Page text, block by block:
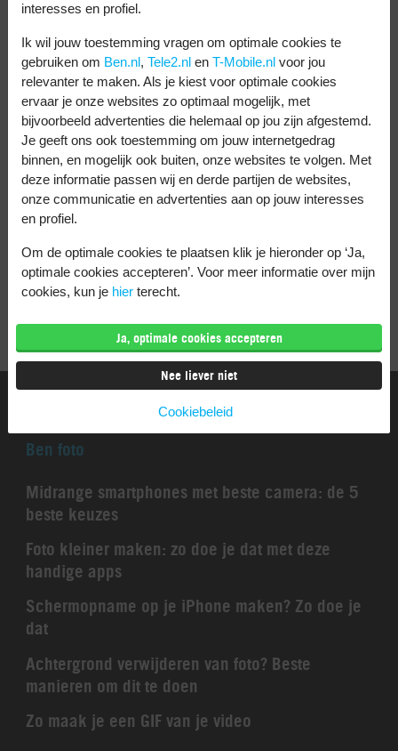
Ben foto
Midrange smartphones met beste camera: de 5
beste keuzes
Foto kleiner maken: zo doe je dat met deze
handige apps
Schermopname op je iPhone maken? Zo doe je
dat
Achtergrond verwijderen van foto? Beste
manieren om dit te doen
Zo maak je een GIF van je video
interesses en profiel.
Ik wil jouw toestemming vragen om optimale cookies te
gebruiken om Ben.nl, Tele2.nl en T-Mobile.nl voor jou
relevanter te maken. Als je kiest voor optimale cookies
ervaar je onze websites zo optimaal mogelijk, met
bijvoorbeeld advertenties die helemaal op jou zijn afgestemd.
Je geeft ons ook toestemming om jouw internetgedrag
binnen, en mogelijk ook buiten, onze websites te volgen. Met
deze informatie passen wij en derde partijen de websites,
onze communicatie en advertenties aan op jouw interesses
en profiel.
Om de optimale cookies te plaatsen klik je hieronder op ‘Ja,
optimale cookies accepteren’. Voor meer informatie over mijn
cookies, kun je hier terecht.
Ja, optimale cookies accepteren
Nee liever niet
Cookiebeleid